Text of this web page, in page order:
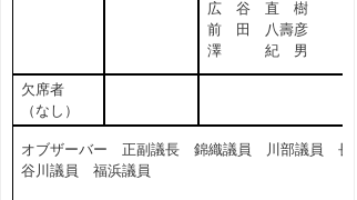
広 谷 直 樹
前 田 八壽彦
澤 紀 男
欠席者
（なし）
オブザーバー 正副議長 錦織議員 川部議員 長
谷川議員 福浜議員